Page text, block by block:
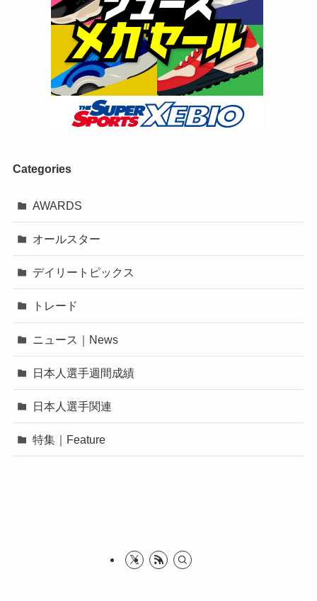
Categories
AWARDS
オールスター
デイリートピックス
トレード
ニュース｜News
日本人選手週間成績
日本人選手関連
特集｜Feature